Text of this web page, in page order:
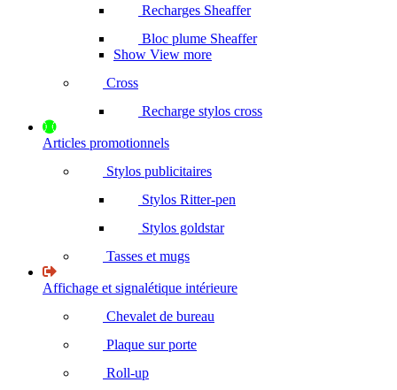
Recharges Sheaffer
Bloc plume Sheaffer
Show View more
Cross
Recharge stylos cross
Articles promotionnels
Stylos publicitaires
Stylos Ritter-pen
Stylos goldstar
Tasses et mugs
Affichage et signalétique intérieure
Chevalet de bureau
Plaque sur porte
Roll-up